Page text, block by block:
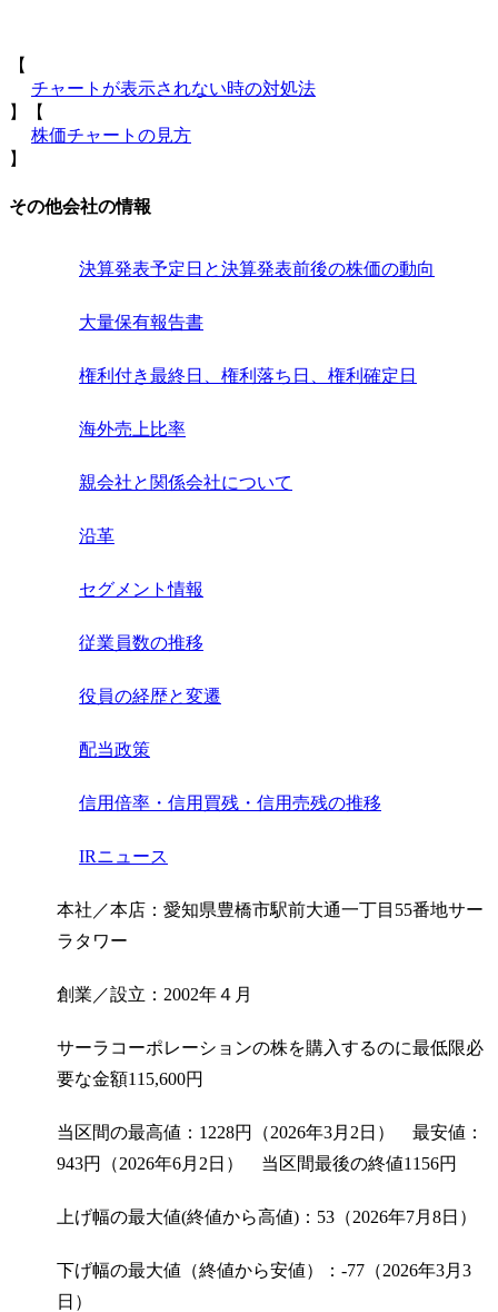
【
チャートが表示されない時の対処法
】【
株価チャートの見方
】
その他会社の情報
決算発表予定日と決算発表前後の株価の動向
大量保有報告書
権利付き最終日、権利落ち日、権利確定日
海外売上比率
親会社と関係会社について
沿革
セグメント情報
従業員数の推移
役員の経歴と変遷
配当政策
信用倍率・信用買残・信用売残の推移
IRニュース
本社／本店：愛知県豊橋市駅前大通一丁目55番地サー
ラタワー
創業／設立：2002年４月
サーラコーポレーションの株を購入するのに最低限必
要な金額115,600円
当区間の最高値：1228円（2026年3月2日） 最安値：
943円（2026年6月2日） 当区間最後の終値1156円
上げ幅の最大値(終値から高値)：53（2026年7月8日）
下げ幅の最大値（終値から安値）：-77（2026年3月3
日）